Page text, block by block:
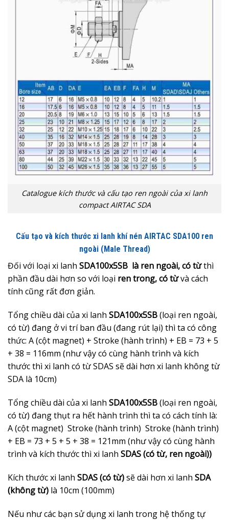
Catalogue kích thước và cấu tạo ren ngoài của xi lanh
compact AIRTAC SDA
Cấu tạo và kích thước xi lanh khí nén AIRTAC SDA100 ren
ngoài (Male Thread)
Đối với loại xi lanh SDA100x5SB là ren ngoài, có từthì
phần đầu dài hơn so với loại ren trong, có từvà cách
tính cũng rất đơn giản.
Tổng chiều dài của xi lanh SDA100x5SB(loại ren ngoài,
có từ) đang ở vi trí ban đầu (đang rút lại) thì ta có công
thức: A (cột magnet) + Stroke (hành trình) + EB = 73 + 5
+ 38 = 116mm (như vậy có cùng hành trình và kích
thước thì xi lanh có từ SDAS sẽ dài hơn xi lanh không từ
SDA là 10cm)
Tổng chiều dài của xi lanh SDA100x5SB(loại ren ngoài,
có từ) đang thụt ra hết hành trình thì ta có cách tính là:
A (cột magnet) Stroke (hành trình) Stroke (hành trình)
+ EB = 73 + 5 + 5 + 38 = 121mm (như vậy có cùng hành
trình và kích thước thì xi lanh SDAS (có từ, ren ngoài))
Kích thước xi lanh SDAS (có từ)sẽ dài hơn xi lanh SDA
(không từ) là 10cm (100mm)
Nếu như các bạn sử dụng xi lanh trong hệ thống tự